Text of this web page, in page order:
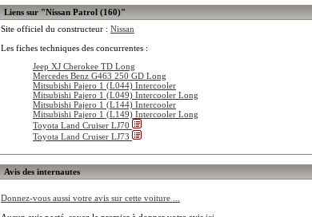
Liens sur "Nissan Patrol (160)"
Site officiel du constructeur : Nissan
Les fiches techniques des concurrentes :
Jeep XJ Cherokee TD Long
Mercedes Benz G463 250 GD Long
Mitsubishi Pajero 1 (L044) Intercooler
Mitsubishi Pajero 1 (L049) Intercooler Long
Mitsubishi Pajero 1 (L144) Intercooler
Mitsubishi Pajero 1 (L149) Intercooler Long
Toyota Land Cruiser LJ70
Toyota Land Cruiser LJ73
Avis des internautes
Donnez-vous aussi votre avis sur cette voiture ...